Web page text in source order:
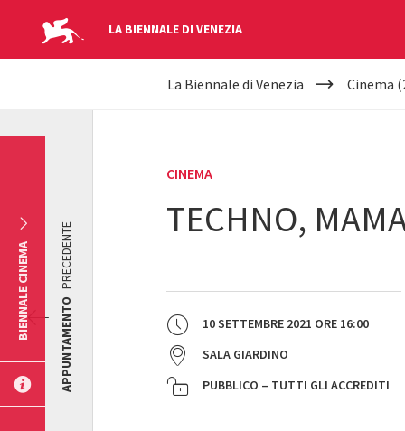
LA BIENNALE DI VENEZIA
YOUR
La Biennale di Venezia Cinema
CINEMA
TECHNO,
10 SETTEMBRE 2021 ORE 16:00
SALA GIARDINO
PUBBLICO – TUTTI GLI ACCREDITI
APPUNTAMENTO
PRECEDENTE
BIENNALE CINEMA